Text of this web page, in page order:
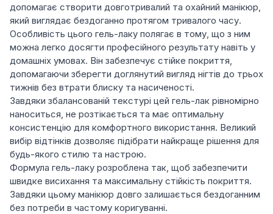
допомагає створити довготривалий та охайний манікюр,
який виглядає бездоганно протягом тривалого часу.
Особливість цього гель-лаку полягає в тому, що з ним
можна легко досягти професійного результату навіть у
домашніх умовах. Він забезпечує стійке покриття,
допомагаючи зберегти доглянутий вигляд нігтів до трьох
тижнів без втрати блиску та насиченості.
Завдяки збалансованій текстурі цей гель-лак рівномірно
наноситься, не розтікається та має оптимальну
консистенцію для комфортного використання. Великий
вибір відтінків дозволяє підібрати найкраще рішення для
будь-якого стилю та настрою.
Формула гель-лаку розроблена так, щоб забезпечити
швидке висихання та максимальну стійкість покриття.
Завдяки цьому манікюр довго залишається бездоганним
без потреби в частому коригуванні.